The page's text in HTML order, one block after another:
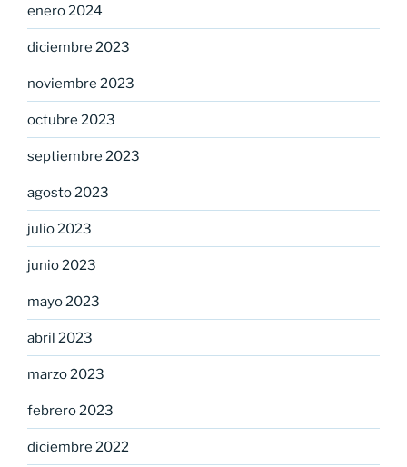
enero 2024
diciembre 2023
noviembre 2023
octubre 2023
septiembre 2023
agosto 2023
julio 2023
junio 2023
mayo 2023
abril 2023
marzo 2023
febrero 2023
diciembre 2022